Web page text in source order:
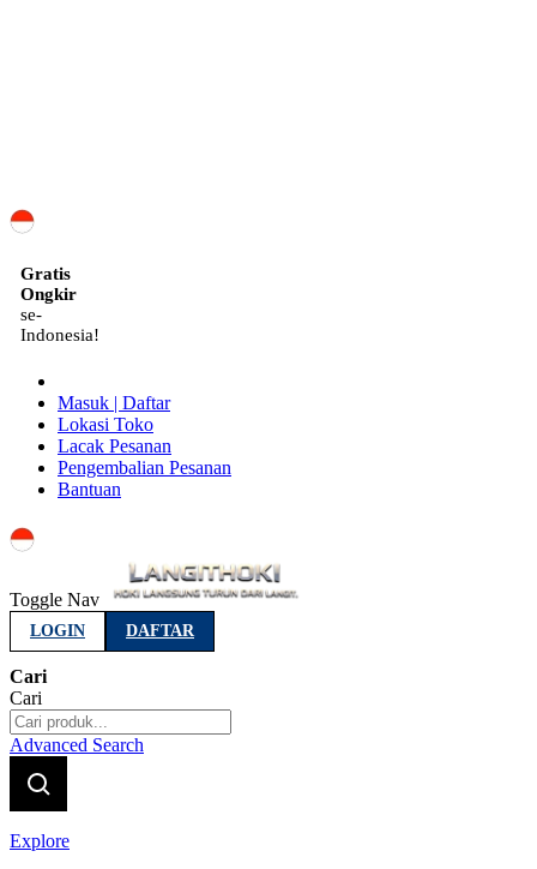
Gratis
Ongkir
se-
Indonesia!
Masuk | Daftar
Lokasi Toko
Lacak Pesanan
Pengembalian Pesanan
Bantuan
Toggle Nav
LOGIN DAFTAR
Cari
Cari
Advanced Search
Explore